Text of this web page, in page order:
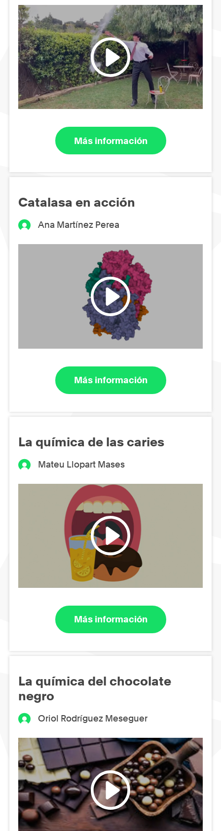
Más información
Catalasa en acción
Ana Martínez Perea
Más información
La química de las caries
Mateu Llopart Mases
Más información
La química del chocolate
negro
Oriol Rodríguez Meseguer